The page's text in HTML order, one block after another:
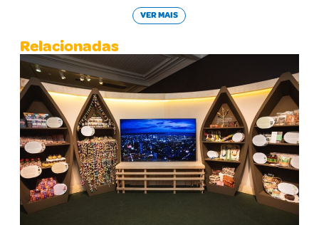
VER MAIS
Relacionadas